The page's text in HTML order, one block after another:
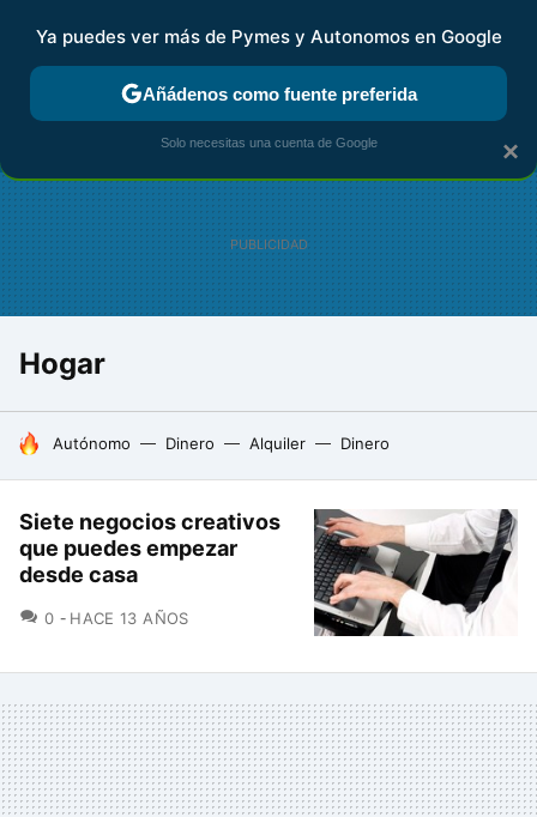
FISCALIDAD Y CONTABILIDAD KIT DIGITAL RENTA
Hogar
HOY SE HABLA DE
Autónomo Dinero Alquiler Dinero
Siete negocios creativos
que puedes empezar
desde casa
0 COMENTARIOS
HACE 13 AÑOS
×
Ya puedes ver más de Pymes y Autonomos en Google
Añádenos como fuente preferida
Solo necesitas una cuenta de Google